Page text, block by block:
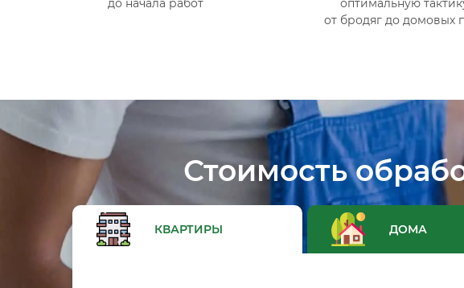
до начала работ
оптимальную
от бродяг до домовых
Стоимость
КВАРТИРЫ ДОМА